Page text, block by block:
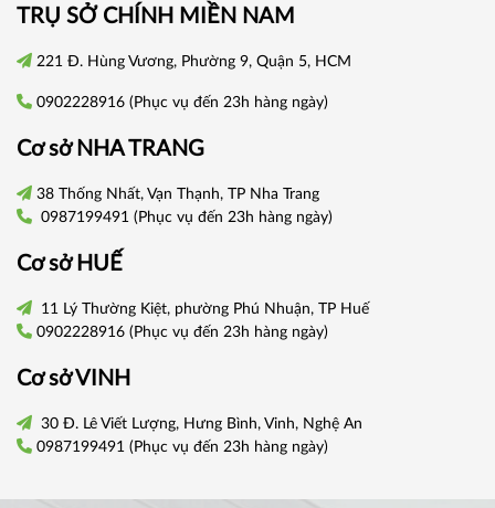
TRỤ SỞ CHÍNH MIỀN NAM
221 Đ. Hùng Vương, Phường 9, Quận 5, HCM
0902228916(Phục vụ đến 23h hàng ngày)
Cơ sởNHA TRANG
38 Thống Nhất, Vạn Thạnh, TP Nha Trang
0987199491(Phục vụ đến 23h hàng ngày)
Cơ sởHUẾ
11 Lý Thường Kiệt, phường Phú Nhuận, TP Huế
0902228916(Phục vụ đến 23h hàng ngày)
Cơ sở VINH
30 Đ. Lê Viết Lượng, Hưng Bình, Vinh, Nghệ An
0987199491(Phục vụ đến 23h hàng ngày)